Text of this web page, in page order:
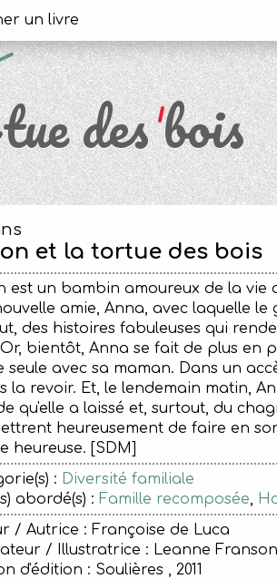
des bois
et la tortue des bois
est un bambin amoureux de la vie
amie, Anna, avec laquelle
des histoires fabuleuses qui
bientôt, Anna se fait de plus en
seule avec sa maman. Dans un
la revoir. Et, le lendemain matin,
qu'elle a laissé et, surtout, du
heureusement de faire en
heureuse. [SDM]
: Diversité familiale
abordé(s) : Famille recomposée,
/ Autrice : Françoise de Luca
/ Illustratrice : Leanne Franson
d'édition : Soulières , 2011